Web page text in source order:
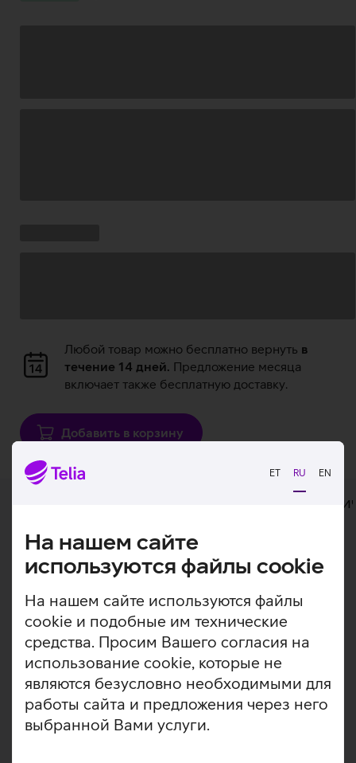
ET RU EN
На нашем сайте
используются файлы cookie
На нашем сайте используются файлы
cookie и подобные им технические
средства. Просим Вашего согласия на
использование cookie, которые не
являются безусловно необходимыми для
работы сайта и предложения через него
выбранной Вами услуги.
Загрузка
данных
Любой товар можно бесплатно вернуть в
течение 14 дней. Предложение месяца
включает также бесплатную доставку.
Добавить в корзину
Дополнительная
информация
Ноутбук бизнес-класса, созданный для
профессионалов.
Dell Pro 16 Plus – представитель бизнес-серии Dell с
большим четким экраном в корпусе с алюминиевыми
деталями. Производительность обеспечивают
процессор Intel Core Ultra 5 238V, 32 ГБ оперативной
памяти и встроенный ИИ. Ноутбук работает на
операционной системе Microsoft Windows 11 Pro,
которая идеально подходит для коммерческого
использования.